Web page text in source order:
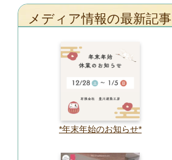
メディア情報の最新記事
*年末年始のお知らせ*